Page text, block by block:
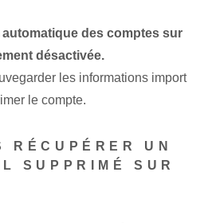
des comptes sur
désactivée.
les informations import
le compte.
RÉCUPÉRER UN
SUPPRIMÉ SUR